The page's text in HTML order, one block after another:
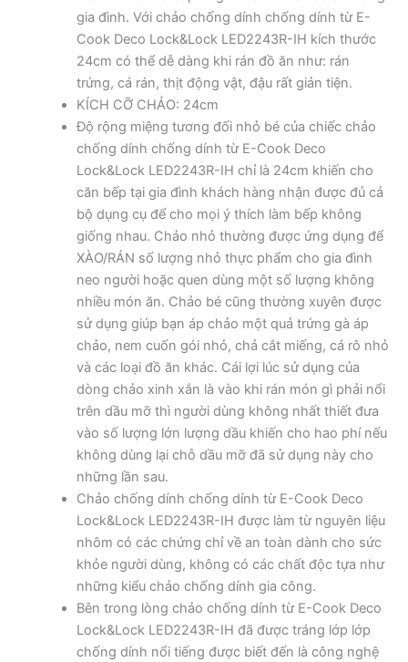
gia đình. Với chảo chống dính chống dính từ E-
Cook Deco Lock&Lock LED2243R-IH kích thước
24cm có thể dễ dàng khi rán đồ ăn như: rán
trứng, cá rán, thịt động vật, đậu rất giản tiện.
KÍCH CỠ CHẢO: 24cm
Độ rộng miệng tương đối nhỏ bé của chiếc chảo
chống dính chống dính từ E-Cook Deco
Lock&Lock LED2243R-IH chỉ là 24cm khiến cho
căn bếp tại gia đình khách hàng nhận được đủ cả
bộ dụng cụ để cho mọi ý thích làm bếp không
giống nhau. Chảo nhỏ thường được ứng dụng để
XÀO/RÁN số lượng nhỏ thực phẩm cho gia đình
neo người hoặc quen dùng một số lượng không
nhiều món ăn. Chảo bé cũng thường xuyên được
sử dụng giúp bạn áp chảo một quả trứng gà áp
chảo, nem cuốn gói nhỏ, chả cắt miếng, cá rô nhỏ
và các loại đồ ăn khác. Cái lợi lúc sử dụng của
dòng chảo xinh xắn là vào khi rán món gì phải nổi
trên dầu mỡ thì người dùng không nhất thiết đưa
vào số lượng lớn lượng dầu khiến cho hao phí nếu
không dùng lại chỗ dầu mỡ đã sử dụng này cho
những lần sau.
Chảo chống dính chống dính từ E-Cook Deco
Lock&Lock LED2243R-IH được làm từ nguyên liệu
nhôm có các chứng chỉ về an toàn dành cho sức
khỏe người dùng, không có các chất độc tựa như
những kiểu chảo chống dính gia công.
Bên trong lòng chảo chống dính từ E-Cook Deco
Lock&Lock LED2243R-IH đã được tráng lớp lớp
chống dính nổi tiếng được biết đến là công nghệ